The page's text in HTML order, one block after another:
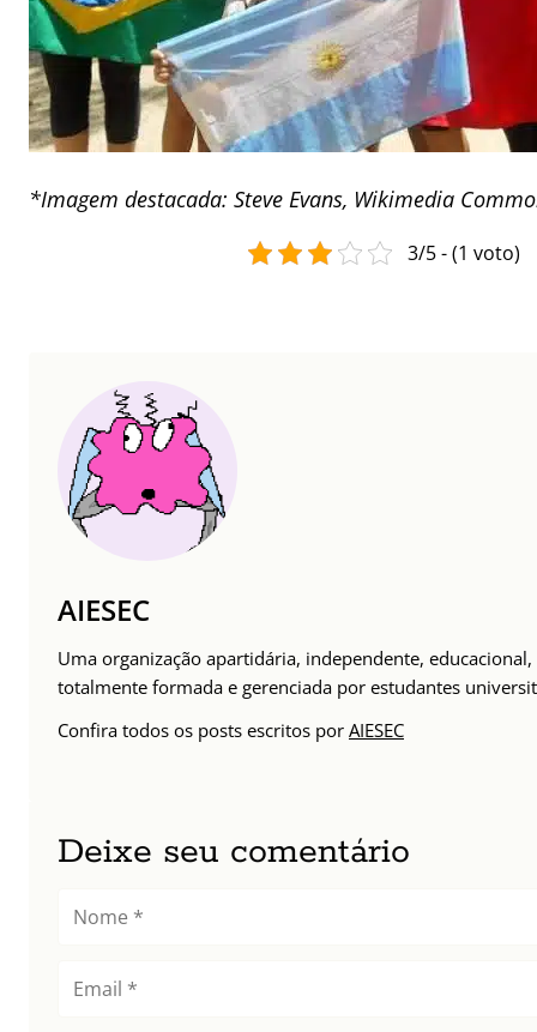
*Imagem destacada: Steve Evans, Wikimedia
3/5 - (1 voto)
AIESEC
Uma organização apartidária, independente,
totalmente formada e gerenciada por estudantes
Confira todos os posts escritos por AIESEC
Deixe seu comentário